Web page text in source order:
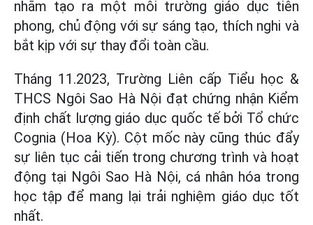
nhằm tạo ra một môi trường giáo dục tiên
phong, chủ động với sự sáng tạo, thích nghi và
bắt kịp với sự thay đổi toàn cầu.
Tháng 11.2023, Trường Liên cấp Tiểu học &
THCS Ngôi Sao Hà Nội đạt chứng nhận Kiểm
định chất lượng giáo dục quốc tế bởi Tổ chức
Cognia (Hoa Kỳ). Cột mốc này cũng thúc đẩy
sự liên tục cải tiến trong chương trình và hoạt
động tại Ngôi Sao Hà Nội, cá nhân hóa trong
học tập để mang lại trải nghiệm giáo dục tốt
nhất.